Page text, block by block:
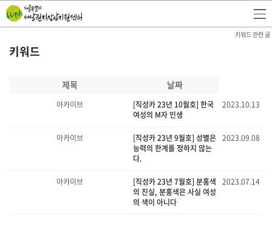
키워드
키워드 관련 글
제목 날짜
아카이브
[직성카 23년 10월호] 한국
여성의 M자 인생
2023.10.13
아카이브
[직성카 23년 9월호] 성별은
능력의 한계를 정하지 않는
다.
2023.09.08
아카이브
[직성카 23년 7월호] 분홍색
의 진실, 분홍색은 사실 여성
의 색이 아니다
2023.07.14